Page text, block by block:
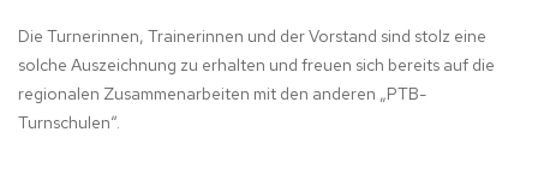
Die Turnerinnen, Trainerinnen und der Vorstand sind stolz eine
solche Auszeichnung zu erhalten und freuen sich bereits auf die
regionalen Zusammenarbeiten mit den anderen „PTB-
Turnschulen“.